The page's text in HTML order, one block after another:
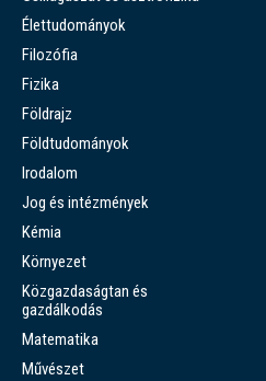
Élettudományok
Filozófia
Fizika
Földrajz
Földtudományok
Irodalom
Jog és intézmények
Kémia
Környezet
Közgazdaságtan és
gazdálkodás
Matematika
Művészet